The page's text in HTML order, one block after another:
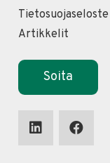
Tietosuojaseloste
Artikkelit
Soita